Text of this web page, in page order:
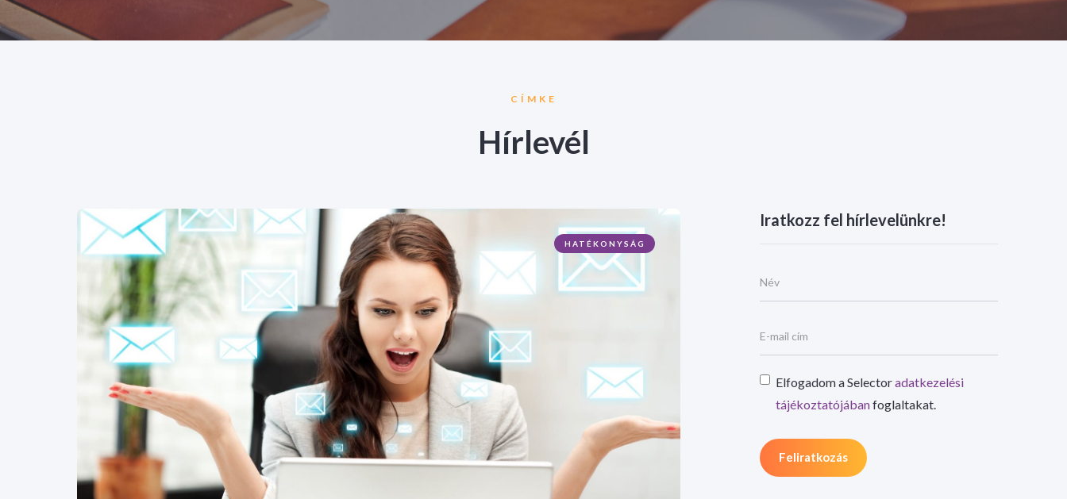
CÍMKE
Hírlevél
HATÉKONYSÁG
Iratkozz fel hírlevelünkre!
Elfogadom a Selectoradatkezelési
tájékoztatójábanfoglaltakat.